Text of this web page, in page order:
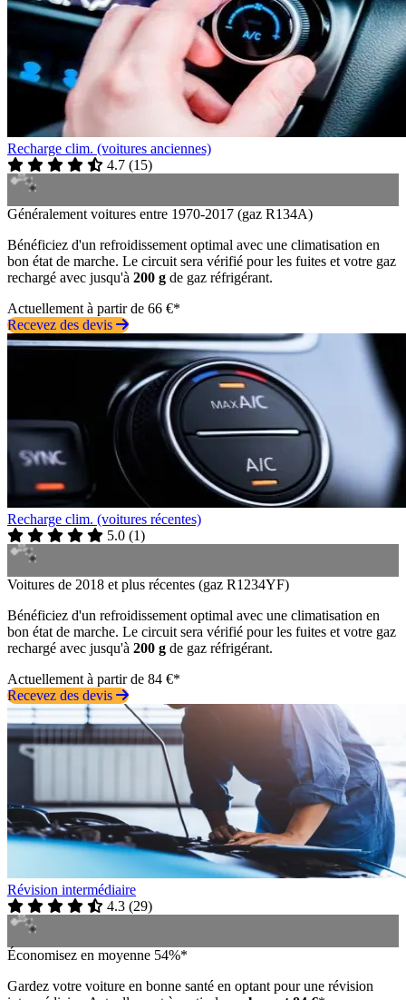
Recharge clim. (voitures anciennes)
4.7 (15)
Généralement voitures entre 1970-2017 (gaz R134A)
Bénéficiez d'un refroidissement optimal avec une climatisation en
bon état de marche. Le circuit sera vérifié pour les fuites et votre gaz
rechargé avec jusqu'à 200 g de gaz réfrigérant.
Actuellement à partir de 66 €*
Recevez des devis
Recharge clim. (voitures récentes)
5.0 (1)
Voitures de 2018 et plus récentes (gaz R1234YF)
Bénéficiez d'un refroidissement optimal avec une climatisation en
bon état de marche. Le circuit sera vérifié pour les fuites et votre gaz
rechargé avec jusqu'à 200 g de gaz réfrigérant.
Actuellement à partir de 84 €*
Recevez des devis
Révision intermédiaire
4.3 (29)
Économisez en moyenne 54%*
Gardez votre voiture en bonne santé en optant pour une révision